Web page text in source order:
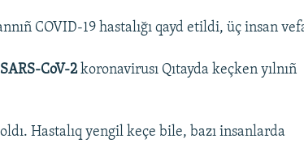
COVID-19 hastalığı qayd etildi, üç insan
SARS-CoV-2koronavirusı Qıtayda keçken yılnıñ
oldı. Hastalıq yengil keçe bile, bazı insanlarda